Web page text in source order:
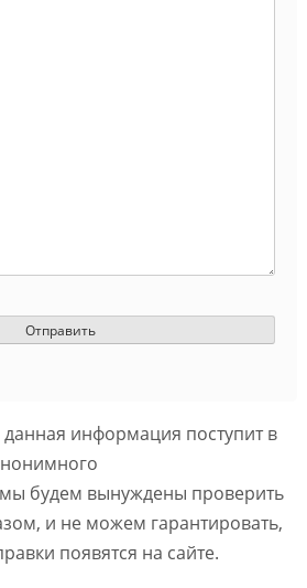
информация поступит в
будем вынуждены проверить
и не можем гарантировать,
появятся на сайте.